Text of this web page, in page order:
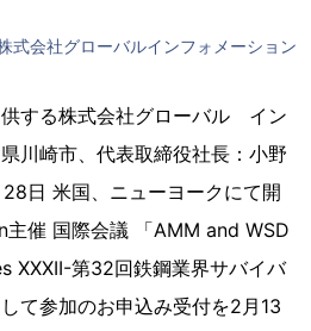
式会社グローバルインフォメーション
する株式会社グローバル イン
川崎市、代表取締役社長：小野
日 米国、ニューヨークにて開
催 国際会議 「AMM and WSD
XXXII-第32回鉄鋼業界サバイバ
て参加のお申込み受付を2月13